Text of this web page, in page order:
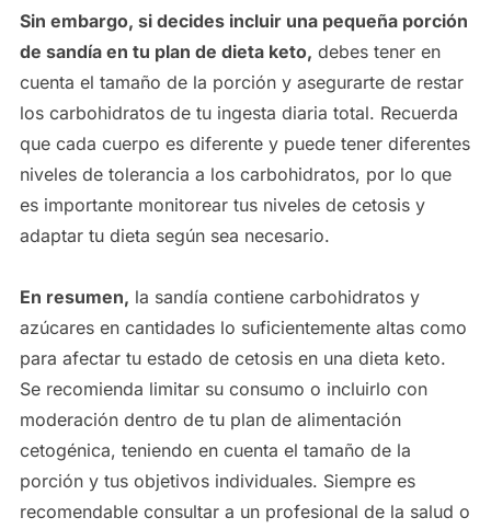
Sin embargo, si decides incluir una pequeña porción
de sandía en tu plan de dieta keto, debes tener en
cuenta el tamaño de la porción y asegurarte de restar
los carbohidratos de tu ingesta diaria total. Recuerda
que cada cuerpo es diferente y puede tener diferentes
niveles de tolerancia a los carbohidratos, por lo que
es importante monitorear tus niveles de cetosis y
adaptar tu dieta según sea necesario.
En resumen, la sandía contiene carbohidratos y
azúcares en cantidades lo suficientemente altas como
para afectar tu estado de cetosis en una dieta keto.
Se recomienda limitar su consumo o incluirlo con
moderación dentro de tu plan de alimentación
cetogénica, teniendo en cuenta el tamaño de la
porción y tus objetivos individuales. Siempre es
recomendable consultar a un profesional de la salud o